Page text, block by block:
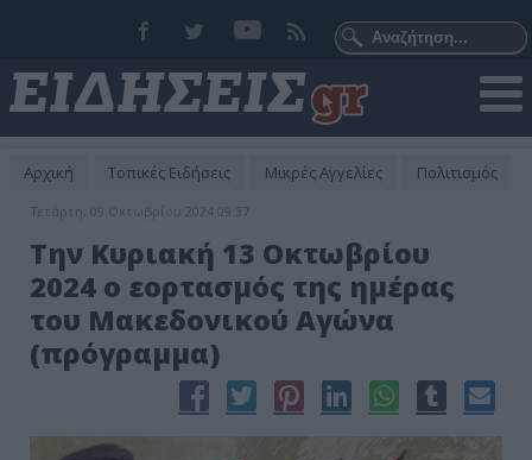
Αρχική Τοπικές Ειδήσεις Μικρές Αγγελίες Πολιτισμός
Τετάρτη, 09 Οκτωβρίου 2024 09:37
Την Κυριακή 13 Οκτωβρίου
2024 ο εορτασμός της ημέρας
του Μακεδονικού Αγώνα
(πρόγραμμα)